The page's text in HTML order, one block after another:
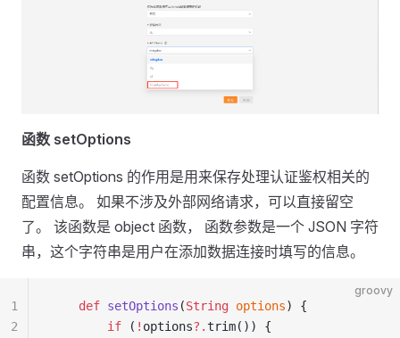
函数 setOptions
函数 setOptions 的作用是用来保存处理认证鉴权相关的
配置信息。 如果不涉及外部网络请求，可以直接留空
了。 该函数是 object 函数， 函数参数是一个 JSON 字符
串，这个字符串是用户在添加数据连接时填写的信息。
groovy
    def
setOptions (String options) {
        if
( ! options?. trim()) {
1
2